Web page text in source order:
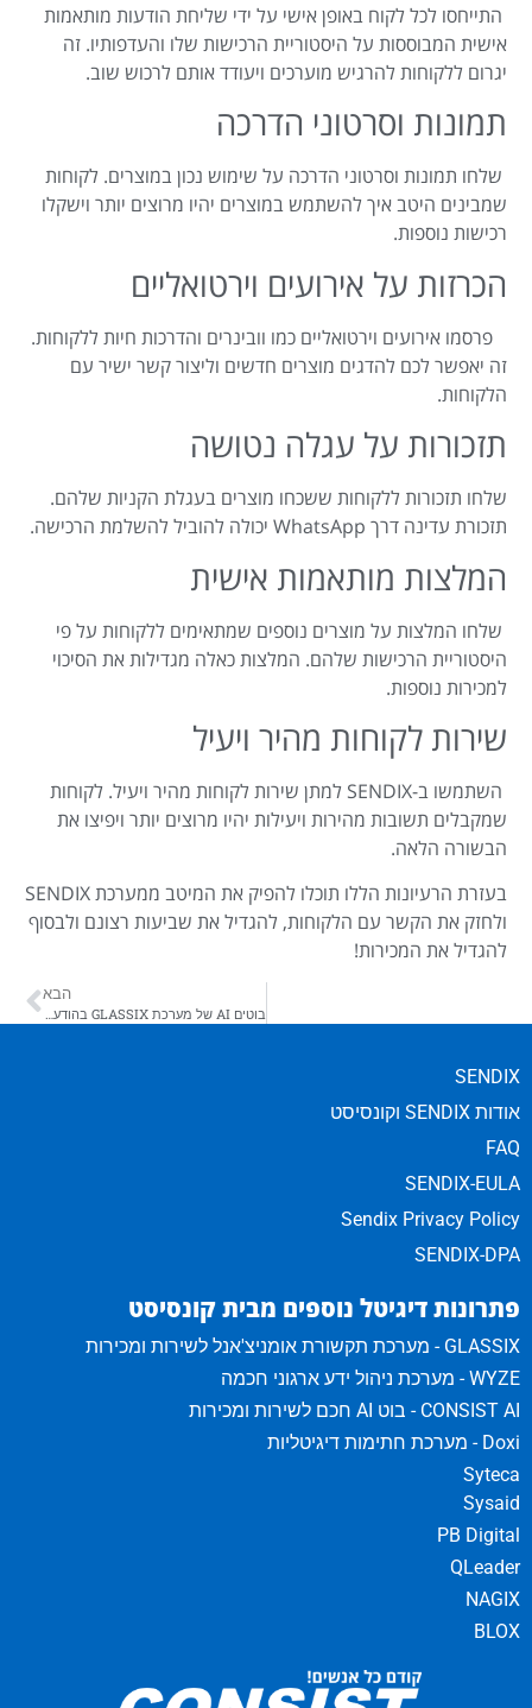
התייחסו לכל לקוח באופן אישי על ידי שליחת הודעות מותאמות
אישית המבוססות על היסטוריית הרכישות שלו והעדפותיו. זה
יגרום ללקוחות להרגיש מוערכים ויעודד אותם לרכוש שוב.
תמונות וסרטוני הדרכה
שלחו תמונות וסרטוני הדרכה על שימוש נכון במוצרים. לקוחות
שמבינים היטב איך להשתמש במוצרים יהיו מרוצים יותר וישקלו
רכישות נוספות.
הכרזות על אירועים וירטואליים
פרסמו אירועים וירטואליים כמו וובינרים והדרכות חיות ללקוחות.
זה יאפשר לכם להדגים מוצרים חדשים וליצור קשר ישיר עם
הלקוחות.
תזכורות על עגלה נטושה
שלחו תזכורות ללקוחות ששכחו מוצרים בעגלת הקניות שלהם.
תזכורת עדינה דרך WhatsApp יכולה להוביל להשלמת הרכישה.
המלצות מותאמות אישית
שלחו המלצות על מוצרים נוספים שמתאימים ללקוחות על פי
היסטוריית הרכישות שלהם. המלצות כאלה מגדילות את הסיכוי
למכירות נוספות.
שירות לקוחות מהיר ויעיל
השתמשו ב-SENDIX למתן שירות לקוחות מהיר ויעיל. לקוחות
שמקבלים תשובות מהירות ויעילות יהיו מרוצים יותר ויפיצו את
הבשורה הלאה.
בעזרת הרעיונות הללו תוכלו להפיק את המיטב ממערכת SENDIX
ולחזק את הקשר עם הלקוחות, להגדיל את שביעות רצונם ולבסוף
להגדיל את המכירות!
הבא
SENDIX
אודות SENDIX וקונסיסט
FAQ
SENDIX-EULA
Sendix Privacy Policy
SENDIX-DPA
פתרונות דיגיטל נוספים מבית קונסיסט
GLASSIX - מערכת תקשורת אומניצ'אנל לשירות ומכירות
WYZE - מערכת ניהול ידע ארגוני חכמה
CONSIST AI - בוט AI חכם לשירות ומכירות
Doxi - מערכת חתימות דיגיטליות
Syteca
Sysaid
PB Digital
QLeader
NAGIX
BLOX